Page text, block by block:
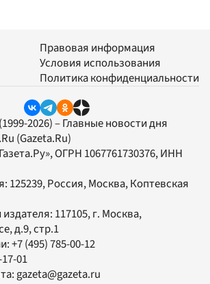
Правовая информация
Условия использования
Политика конфиденциальности
2026) – Главные новости дня
(Gazeta.Ru)
, ОГРН 1067761730376, ИНН
125239, Россия, Москва, Коптевская
117105, г. Москва,
д.9, стр.1
+7 (495) 785-00-12
01
gazeta@gazeta.ru